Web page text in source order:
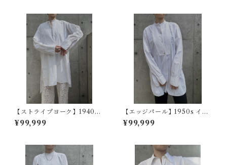
【ストライプヨーク】1940~5
0s フランスヴィンテージドレ
スシャツ
¥99,999
【エッジパール】1950s イギ
リスヴィンテージドレスシャ
ツ
¥99,999